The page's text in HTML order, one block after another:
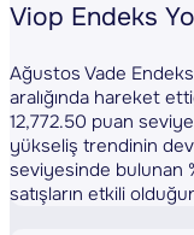
Viop Endeks
Ağustos Vade
aralığında hareket
12,772.50 puan
yükseliş trendinin
seviyesinde bulunan
satışların etkili